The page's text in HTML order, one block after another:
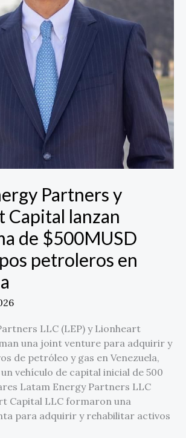
Partners y
Capital lanzan
de $500MUSD
petroleros en
LLC (LEP) y Lionheart
una joint venture para adquirir y
de petróleo y gas en Venezuela,
vehículo de capital inicial de 500
Latam Energy Partners LLC
Capital LLC formaron una
para adquirir y rehabilitar activos